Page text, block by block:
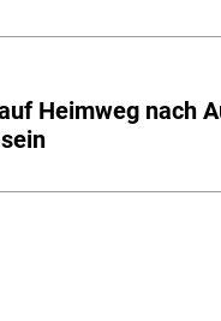
Heimweg nach